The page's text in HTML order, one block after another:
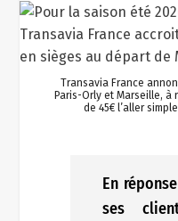
Transavia France
Paris-Orly et Marseille,
de 45€ l’aller
En
ses